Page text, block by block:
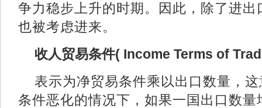
争力稳步上升的时期。因此，除了进
也被考虑进来。
收人贸易条件( Income Terms of
表示为净贸易条件乘以出口数量，
条件恶化的情况下，如果一国出口数